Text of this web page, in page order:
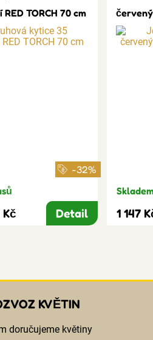
TORCH 70 cm
-32%
Kč Detail 1 147
KVĚTIN
doručujeme květiny